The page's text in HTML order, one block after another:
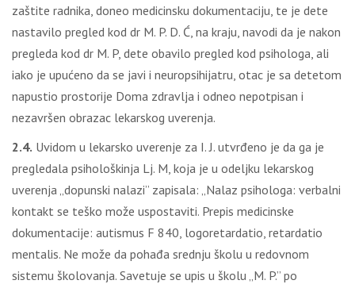
zaštite radnika, doneo medicinsku dokumentaciju, te je dete
nastavilo pregled kod dr M. P. D. Ć, na kraju, navodi da je nakon
pregleda kod dr M. P, dete obavilo pregled kod psihologa, ali
iako je upućeno da se javi i neuropsihijatru, otac je sa detetom
napustio prostorije Doma zdravlja i odneo nepotpisan i
nezavršen obrazac lekarskog uverenja.
2.4. Uvidom u lekarsko uverenje za I. J. utvrđeno je da ga je
pregledala psihološkinja Lj. M, koja je u odeljku lekarskog
uverenja „dopunski nalazi” zapisala: „Nalaz psihologa: verbalni
kontakt se teško može uspostaviti. Prepis medicinske
dokumentacije: autismus F 840, logoretardatio, retardatio
mentalis. Ne može da pohađa srednju školu u redovnom
sistemu školovanja. Savetuje se upis u školu „M. P.” po